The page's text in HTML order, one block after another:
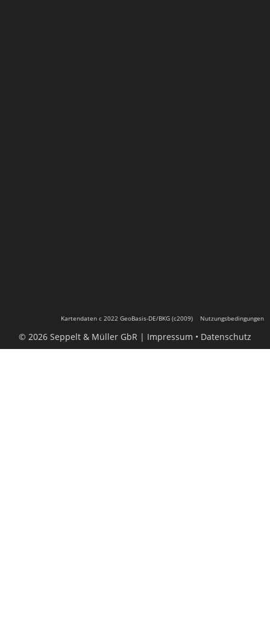
Kartendaten c 2022 GeoBasis-DE/BKG (c2009) Nutzungsbedingungen
© 2026 Seppelt & Müller GbR | Impressum Datenschutz